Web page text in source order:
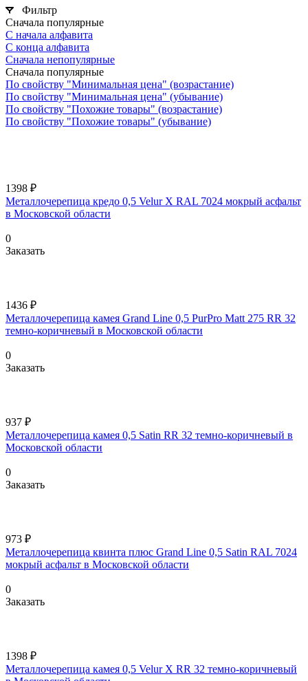
Фильтр
Сначала популярные
С начала алфавита
С конца алфавита
Сначала непопулярные
Сначала популярные
По свойству "Минимальная цена" (возрастание)
По свойству "Минимальная цена" (убывание)
По свойству "Похожие товары" (возрастание)
По свойству "Похожие товары" (убывание)
1398 ₽
Металлочерепица кредо 0,5 Velur X RAL 7024 мокрый асфальт
в Московской области
0
Заказать
1436 ₽
Металлочерепица камея Grand Line 0,5 PurPro Matt 275 RR 32
темно-коричневый в Московской области
0
Заказать
937 ₽
Металлочерепица камея 0,5 Satin RR 32 темно-коричневый в
Московской области
0
Заказать
973 ₽
Металлочерепица квинта плюс Grand Line 0,5 Satin RAL 7024
мокрый асфальт в Московской области
0
Заказать
1398 ₽
Металлочерепица камея 0,5 Velur X RR 32 темно-коричневый